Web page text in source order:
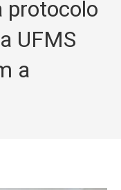
protocolo
UFMS
a